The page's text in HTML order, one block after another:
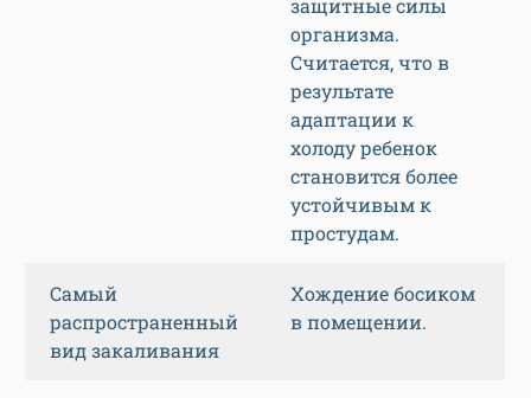
защитные силы
организма.
Считается, что в
результате
адаптации к
холоду ребенок
становится более
устойчивым к
простудам.
Самый
распространенный
вид закаливания
Хождение босиком
в помещении.